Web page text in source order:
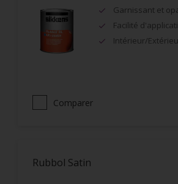
Garnissant et
Facilité
Intérieur/
Comparer
Rubbol Satin